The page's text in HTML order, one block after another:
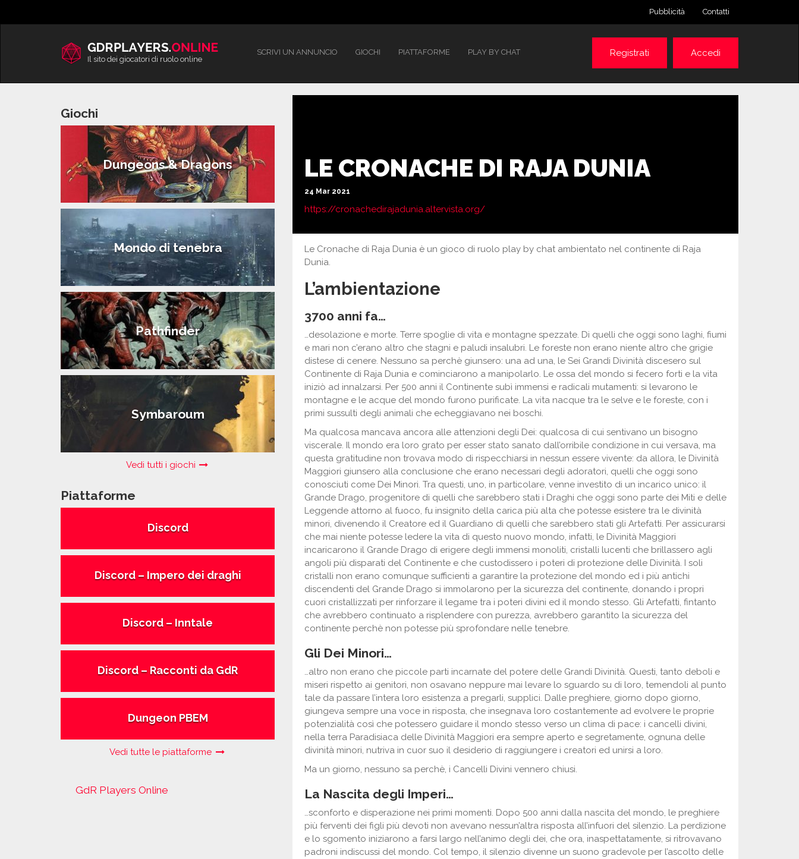
Pubblicità Contatti
Il sito dei giocatori di ruolo online
SCRIVI UN ANNUNCIO GIOCHI PIATTAFORME PLAY BY CHAT Registrati Accedi
Giochi
Dungeons & Dragons
Mondo di tenebra
Pathfinder
Symbaroum
Vedi tutti i giochi
Piattaforme
Discord
Discord – Impero dei draghi
Discord – Inntale
Discord – Racconti da GdR
Dungeon PBEM
Vedi tutte le piattaforme
GdR Players Online
LE CRONACHE DI RAJA DUNIA
24 Mar 2021
https://cronachedirajadunia.altervista.org/
Le Cronache di Raja Dunia è un gioco di ruolo play by chat ambientato nel continente di Raja
Dunia.
L’ambientazione
3700 anni fa…
…desolazione e morte. Terre spoglie di vita e montagne spezzate. Di quelli che oggi sono laghi, fiumi
e mari non c’erano altro che stagni e paludi insalubri. Le foreste non erano niente altro che grigie
distese di cenere. Nessuno sa perchè giunsero: una ad una, le Sei Grandi Divinità discesero sul
Continente di Raja Dunia e cominciarono a manipolarlo. Le ossa del mondo si fecero forti e la vita
iniziò ad innalzarsi. Per 500 anni il Continente subì immensi e radicali mutamenti: si levarono le
montagne e le acque del mondo furono purificate. La vita nacque tra le selve e le foreste, con i
primi sussulti degli animali che echeggiavano nei boschi.
Ma qualcosa mancava ancora alle attenzioni degli Dei: qualcosa di cui sentivano un bisogno
viscerale. Il mondo era loro grato per esser stato sanato dall’orribile condizione in cui versava, ma
questa gratitudine non trovava modo di rispecchiarsi in nessun essere vivente: da allora, le Divinità
Maggiori giunsero alla conclusione che erano necessari degli adoratori, quelli che oggi sono
conosciuti come Dei Minori. Tra questi, uno, in particolare, venne investito di un incarico unico: il
Grande Drago, progenitore di quelli che sarebbero stati i Draghi che oggi sono parte dei Miti e delle
Leggende attorno al fuoco, fu insignito della carica più alta che potesse esistere tra le divinità
minori, divenendo il Creatore ed il Guardiano di quelli che sarebbero stati gli Artefatti. Per assicurarsi
che mai niente potesse ledere la vita di questo nuovo mondo, infatti, le Divinità Maggiori
incaricarono il Grande Drago di erigere degli immensi monoliti, cristalli lucenti che brillassero agli
angoli più disparati del Continente e che custodissero i poteri di protezione delle Divinità. I soli
cristalli non erano comunque sufficienti a garantire la protezione del mondo ed i più antichi
discendenti del Grande Drago si immolarono per la sicurezza del continente, donando i propri
cuori cristallizzati per rinforzare il legame tra i poteri divini ed il mondo stesso. Gli Artefatti, fintanto
che avrebbero continuato a risplendere con purezza, avrebbero garantito la sicurezza del
continente perchè non potesse più sprofondare nelle tenebre.
Gli Dei Minori…
…altro non erano che piccole parti incarnate del potere delle Grandi Divinità. Questi, tanto deboli e
miseri rispetto ai genitori, non osavano neppure mai levare lo sguardo su di loro, temendoli al punto
tale da passare l’intera loro esistenza a pregarli, supplici. Dalle preghiere, giorno dopo giorno,
giungeva sempre una voce in risposta, che insegnava loro costantemente ad evolvere le proprie
potenzialità così che potessero guidare il mondo stesso verso un clima di pace: i cancelli divini,
nella terra Paradisiaca delle Divinità Maggiori era sempre aperto e segretamente, ognuna delle
divinità minori, nutriva in cuor suo il desiderio di raggiungere i creatori ed unirsi a loro.
Ma un giorno, nessuno sa perchè, i Cancelli Divini vennero chiusi.
La Nascita degli Imperi…
…sconforto e disperazione nei primi momenti. Dopo 500 anni dalla nascita del mondo, le preghiere
più ferventi dei figli più devoti non avevano nessun’altra risposta all’infuori del silenzio. La perdizione
e lo sgomento iniziarono a farsi largo nell’animo degli dei, che ora, inaspettatamente, si ritrovavano
padroni indiscussi del mondo. Col tempo, il silenzio divenne un suono gradevole per l’ascolto delle